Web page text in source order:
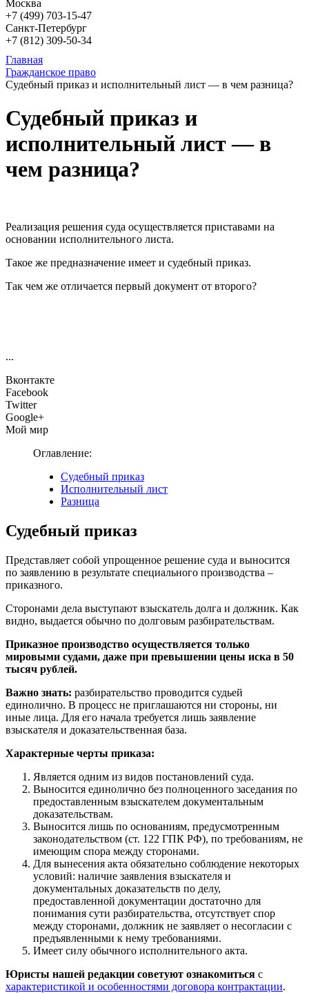
Москва
+7 (499) 703-15-47
Санкт-Петербург
+7 (812) 309-50-34
Главная
Гражданское право
Судебный приказ и исполнительный лист — в чем разница?
Судебный приказ и
исполнительный лист — в
чем разница?
Реализация решения суда осуществляется приставами на
основании исполнительного листа.
Такое же предназначение имеет и судебный приказ.
Так чем же отличается первый документ от второго?
...
Вконтакте
Facebook
Twitter
Google+
Мой мир
Оглавление:
Судебный приказ
Исполнительный лист
Разница
Судебный приказ
Представляет собой упрощенное решение суда и выносится
по заявлению в результате специального производства –
приказного.
Сторонами дела выступают взыскатель долга и должник. Как
видно, выдается обычно по долговым разбирательствам.
Приказное производство осуществляется только
мировыми судами, даже при превышении цены иска в 50
тысяч рублей.
Важно знать: разбирательство проводится судьей
единолично. В процесс не приглашаются ни стороны, ни
иные лица. Для его начала требуется лишь заявление
взыскателя и доказательственная база.
Характерные черты приказа:
Является одним из видов постановлений суда.
Выносится единолично без полноценного заседания по
предоставленным взыскателем документальным
доказательствам.
Выносится лишь по основаниям, предусмотренным
законодательством (ст. 122 ГПК РФ), по требованиям, не
имеющим спора между сторонами.
Для вынесения акта обязательно соблюдение некоторых
условий: наличие заявления взыскателя и
документальных доказательств по делу,
предоставленной документации достаточно для
понимания сути разбирательства, отсутствует спор
между сторонами, должник не заявляет о несогласии с
предъявленными к нему требованиями.
Имеет силу обычного исполнительного акта.
Юристы нашей редакции советуют ознакомиться с
характеристикой и особенностями договора контрактации.